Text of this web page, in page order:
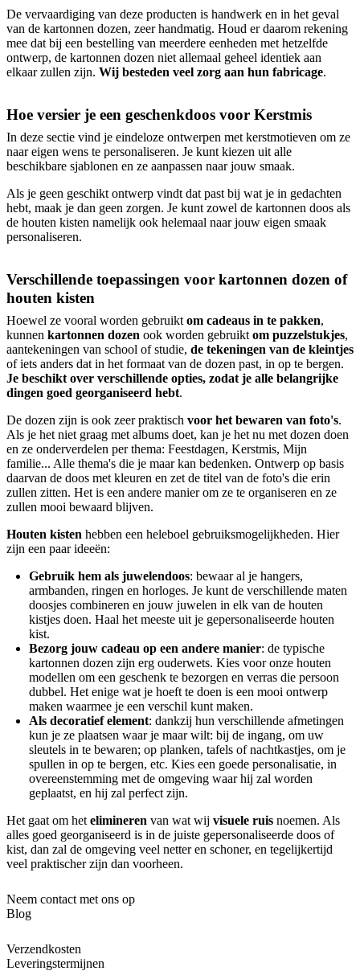
De vervaardiging van deze producten is handwerk en in het geval
van de kartonnen dozen, zeer handmatig. Houd er daarom rekening
mee dat bij een bestelling van meerdere eenheden met hetzelfde
ontwerp, de kartonnen dozen niet allemaal geheel identiek aan
elkaar zullen zijn. Wij besteden veel zorg aan hun fabricage.
Hoe versier je een geschenkdoos voor Kerstmis
In deze sectie vind je eindeloze ontwerpen met kerstmotieven om ze
naar eigen wens te personaliseren. Je kunt kiezen uit alle
beschikbare sjablonen en ze aanpassen naar jouw smaak.
Als je geen geschikt ontwerp vindt dat past bij wat je in gedachten
hebt, maak je dan geen zorgen. Je kunt zowel de kartonnen doos als
de houten kisten namelijk ook helemaal naar jouw eigen smaak
personaliseren.
Verschillende toepassingen voor kartonnen dozen of
houten kisten
Hoewel ze vooral worden gebruikt om cadeaus in te pakken,
kunnen kartonnen dozen ook worden gebruikt om puzzelstukjes,
aantekeningen van school of studie, de tekeningen van de kleintjes
of iets anders dat in het formaat van de dozen past, in op te bergen.
Je beschikt over verschillende opties, zodat je alle belangrijke
dingen goed georganiseerd hebt.
De dozen zijn is ook zeer praktisch voor het bewaren van foto's.
Als je het niet graag met albums doet, kan je het nu met dozen doen
en ze onderverdelen per thema: Feestdagen, Kerstmis, Mijn
familie... Alle thema's die je maar kan bedenken. Ontwerp op basis
daarvan de doos met kleuren en zet de titel van de foto's die erin
zullen zitten. Het is een andere manier om ze te organiseren en ze
zullen mooi bewaard blijven.
Houten kisten hebben een heleboel gebruiksmogelijkheden. Hier
zijn een paar ideeën:
Gebruik hem als juwelendoos: bewaar al je hangers,
armbanden, ringen en horloges. Je kunt de verschillende maten
doosjes combineren en jouw juwelen in elk van de houten
kistjes doen. Haal het meeste uit je gepersonaliseerde houten
kist.
Bezorg jouw cadeau op een andere manier: de typische
kartonnen dozen zijn erg ouderwets. Kies voor onze houten
modellen om een geschenk te bezorgen en verras die persoon
dubbel. Het enige wat je hoeft te doen is een mooi ontwerp
maken waarmee je een verschil kunt maken.
Als decoratief element: dankzij hun verschillende afmetingen
kun je ze plaatsen waar je maar wilt: bij de ingang, om uw
sleutels in te bewaren; op planken, tafels of nachtkastjes, om je
spullen in op te bergen, etc. Kies een goede personalisatie, in
overeenstemming met de omgeving waar hij zal worden
geplaatst, en hij zal perfect zijn.
Het gaat om het elimineren van wat wij visuele ruis noemen. Als
alles goed georganiseerd is in de juiste gepersonaliseerde doos of
kist, dan zal de omgeving veel netter en schoner, en tegelijkertijd
veel praktischer zijn dan voorheen.
Neem contact met ons op
Blog
Verzendkosten
Leveringstermijnen